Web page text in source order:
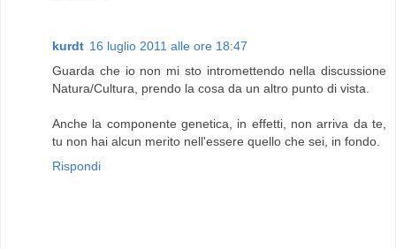
kurdt 16 luglio 2011 alle ore 18:47
Guarda che io non mi sto intromettendo nella discussione
Natura/Cultura, prendo la cosa da un altro punto di vista.
Anche la componente genetica, in effetti, non arriva da te,
tu non hai alcun merito nell'essere quello che sei, in fondo.
Rispondi